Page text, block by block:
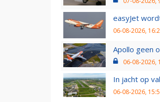
easyJet
06-08-2026,
Apollo geen
06-08-2026,
In jacht op
06-08-2026,